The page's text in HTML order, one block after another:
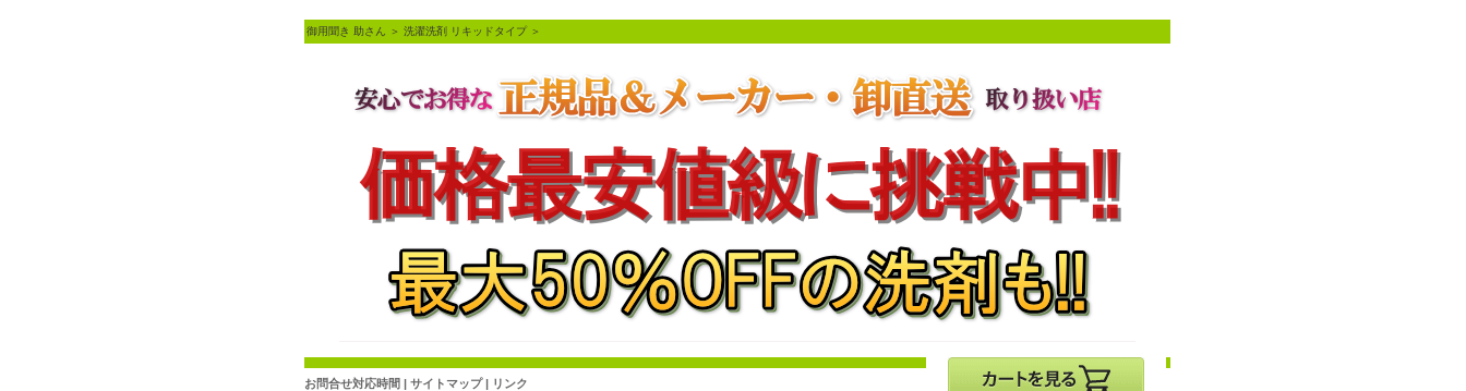
御用聞き 助さん ＞ 洗濯洗剤 リキッドタイプ＞
お問合せ対応時間 | サイトマップ| リンク